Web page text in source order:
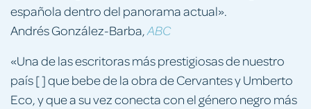
española dentro del panorama actual».
Andrés González-Barba,ABC
«Una de las escritoras más prestigiosas de nuestro
país [ ] que bebe de la obra de Cervantes y Umberto
Eco, y que a su vez conecta con el género negro más